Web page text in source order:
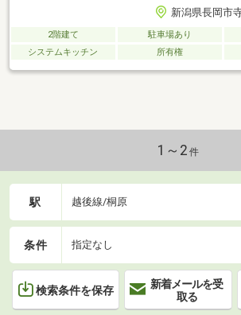
新潟県長岡市
2階建て 駐車場あり
システムキッチン
所有権
1～2 件
駅 越後線/桐原
条件 指定なし
検索条件を保存
新着メールを受
取る